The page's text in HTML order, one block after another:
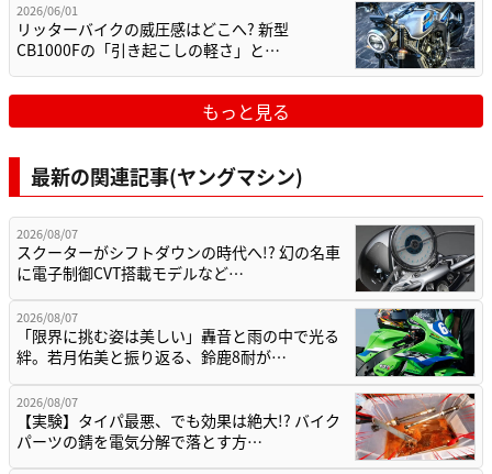
2026/06/01
リッターバイクの威圧感はどこへ? 新型
CB1000Fの「引き起こしの軽さ」と…
もっと見る
最新の関連記事(ヤングマシン)
2026/08/07
スクーターがシフトダウンの時代へ!? 幻の名車
に電子制御CVT搭載モデルなど…
2026/08/07
「限界に挑む姿は美しい」轟音と雨の中で光る
絆。若月佑美と振り返る、鈴鹿8耐が…
2026/08/07
【実験】タイパ最悪、でも効果は絶大!? バイク
パーツの錆を電気分解で落とす方…